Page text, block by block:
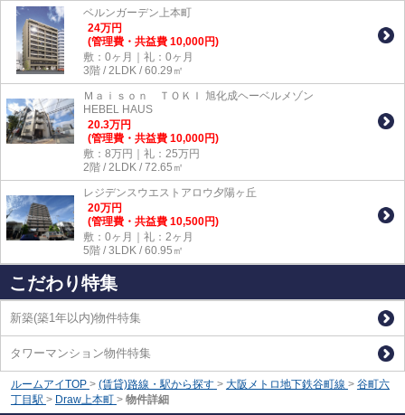
ベルンガーデン上本町
24万円
(管理費・共益費 10,000円)
敷：0ヶ月｜礼：0ヶ月
3階 / 2LDK / 60.29㎡
Ｍａｉｓｏｎ ＴＯＫＩ 旭化成ヘーベルメゾン
HEBEL HAUS
20.3万円
(管理費・共益費 10,000円)
敷：8万円｜礼：25万円
2階 / 2LDK / 72.65㎡
レジデンスウエストアロウ夕陽ヶ丘
20万円
(管理費・共益費 10,500円)
敷：0ヶ月｜礼：2ヶ月
5階 / 3LDK / 60.95㎡
こだわり特集
新築(築1年以内)物件特集
タワーマンション物件特集
ルームアイTOP > (賃貸)路線・駅から探す > 大阪メトロ地下鉄谷町線 > 谷町六
丁目駅 > Draw上本町 > 物件詳細